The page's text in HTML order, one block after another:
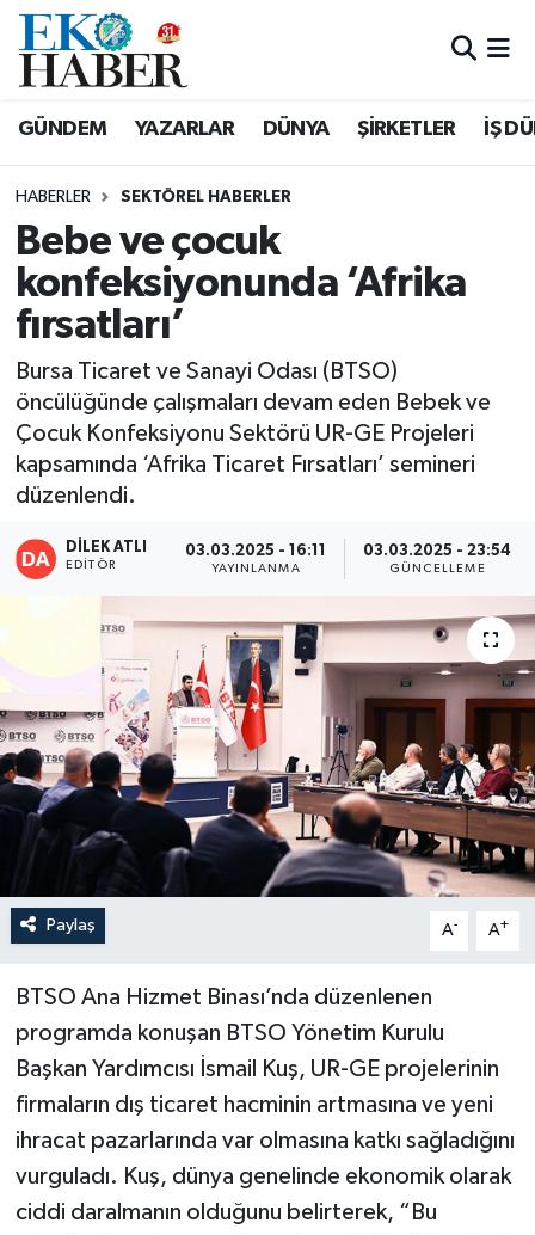
GÜNDEM YAZARLAR DÜNYA ŞİRKETLER İŞ
HABERLER SEKTÖREL HABERLER
Bebe ve çocuk
konfeksiyonunda ‘Afrika
fırsatları’
Bursa Ticaret ve Sanayi Odası (BTSO)
öncülüğünde çalışmaları devam eden Bebek ve
Çocuk Konfeksiyonu Sektörü UR-GE Projeleri
kapsamında ‘Afrika Ticaret Fırsatları’ semineri
düzenlendi.
DİLEK ATLI
EDITÖR
03.03.2025 - 16:11
YAYINLANMA
03.03.2025 - 23:54
GÜNCELLEME
Paylaş A- A+
BTSO Ana Hizmet Binası’nda düzenlenen
programda konuşan BTSO Yönetim Kurulu
Başkan Yardımcısı İsmail Kuş, UR-GE projelerinin
firmaların dış ticaret hacminin artmasına ve yeni
ihracat pazarlarında var olmasına katkı sağladığını
vurguladı. Kuş, dünya genelinde ekonomik olarak
ciddi daralmanın olduğunu belirterek, “Bu
Hava Durumu
Tüm Manşetler
Son Dakika Haberleri
Haber Arşivi